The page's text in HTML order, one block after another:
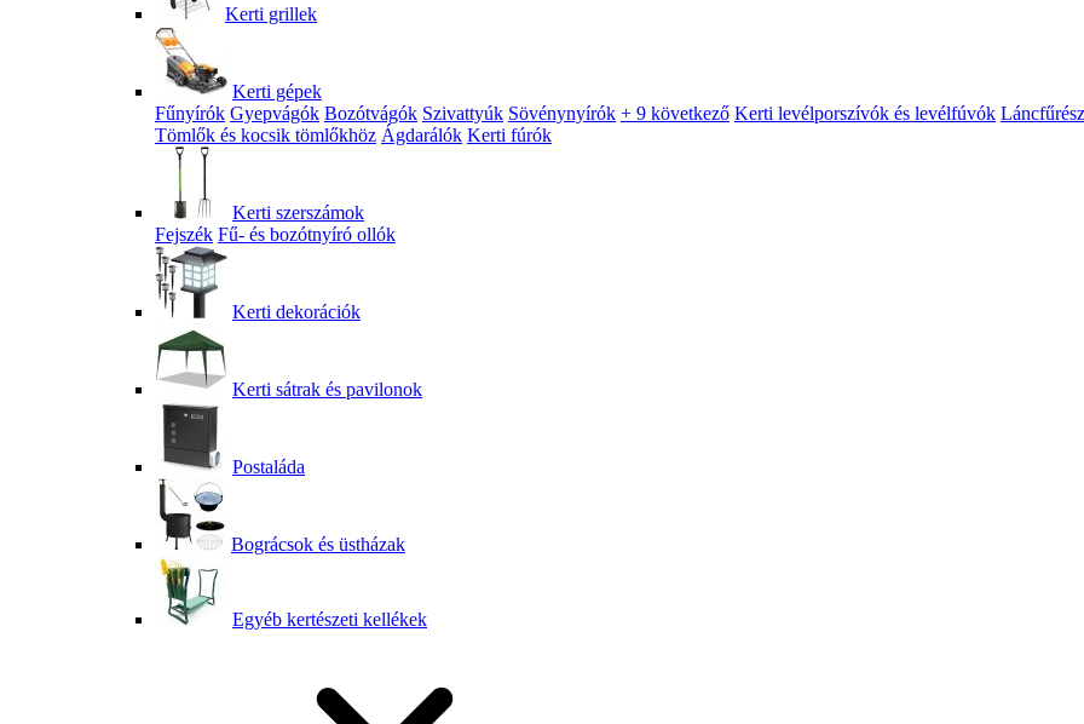
Kerti grillek
Kerti gépek
Fűnyírók Gyepvágók Bozótvágók Szivattyúk Sövénynyírók + 9 következő Kerti levélporszívók és levélfúvók
Tömlők és kocsik tömlőkhöz Ágdarálók Kerti fúrók
Kerti szerszámok
Fejszék Fű- és bozótnyíró ollók
Kerti dekorációk
Kerti sátrak és pavilonok
Postaláda
Bográcsok és üstházak
Egyéb kertészeti kellékek